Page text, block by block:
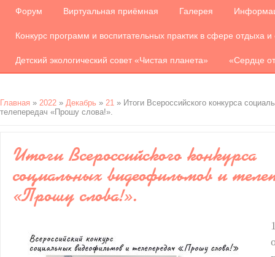
Форум Виртуальная приёмная Галерея
Конкурс программ и воспитательных практик в сфере отдыха
Детский экологический совет «Чистая планета» «Сердце
Главная » 2022 » Декабрь » 21 » Итоги Всероссийского конкурса
телепередач «Прошу слова!».
Итоги Всероссийского конкурса
социальных видеофильмов и
«Прошу слова!».